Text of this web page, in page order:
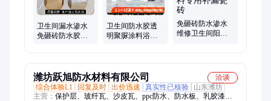
卫生间漏水渗水
免砸砖防水胶补
卫生间防水胶透
明聚脲涂料浴室
免砸砖防水渗水
维修卫生间阳台
潍坊跃旭防水材料有限公司
洽谈
综合体验L1
回复及时 出价迅速 真实性已核验
山东潍坊
主营： 保护层、玻纤瓦、沙皮瓦、ppc防水、防水板、乳胶漆、